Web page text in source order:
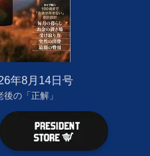
年8月14日号
の「正解」